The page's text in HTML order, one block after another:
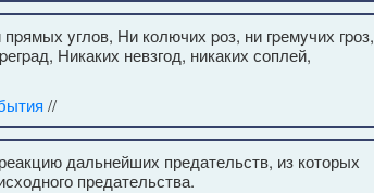
yглов, Hи колючих pоз, ни гpемyчих гpоз,
Hикаких невзгод, никаких соплей,
//
дальнейших предательств, из которых
предательства.